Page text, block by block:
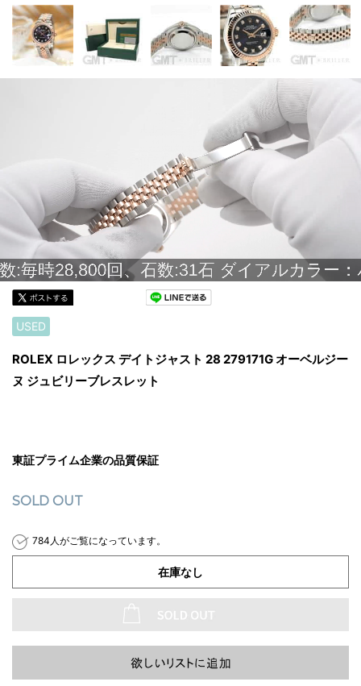
過去の特集をすべて見る>>
USED
ROLEX ロレックス デイトジャスト 28 279171G オーベルジー
ヌ ジュビリーブレスレット
東証プライム企業の品質保証
SOLD OUT
784人がご覧になっています。
在庫なし